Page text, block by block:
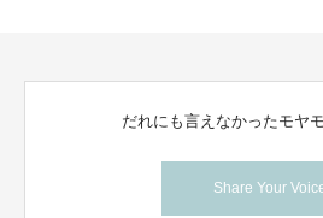
だれにも言えなかったモヤ
Share Your